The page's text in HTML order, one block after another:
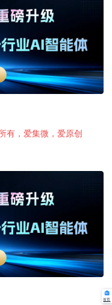
有，爱集微，爱原创
首页